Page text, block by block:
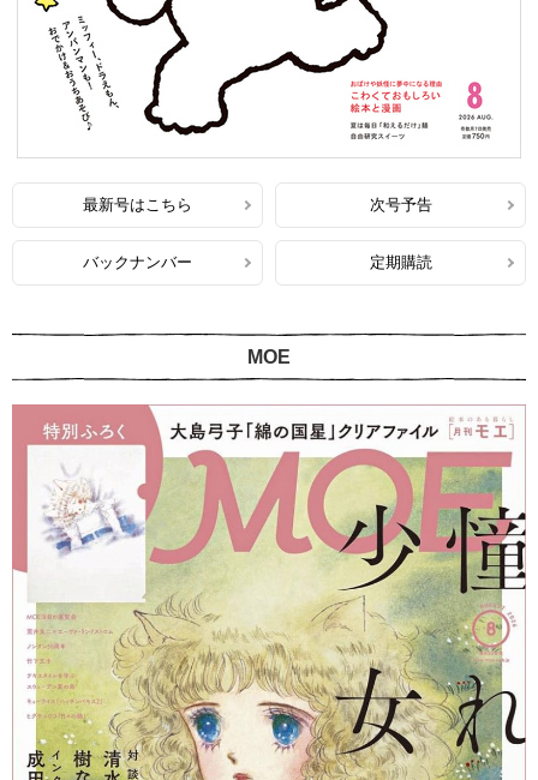
最新号はこちら 次号予告
バックナンバー 定期購読
MOE